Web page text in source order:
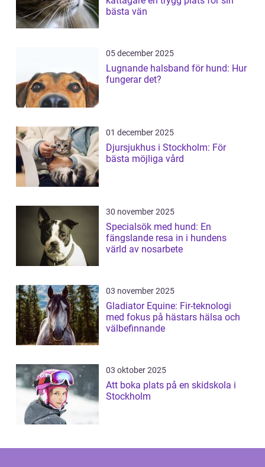
bästa vän
05 december 2025
Lugnande halsband för hund: Hur
fungerar det?
01 december 2025
Djursjukhus i Stockholm: För
bästa möjliga vård
30 november 2025
Specialsök med hund: En
fängslande resa in i hundens
värld av nosarbete
03 november 2025
Gladiator Equine: Fir-teknologi
med fokus på hästars hälsa och
välbefinnande
03 oktober 2025
Att boka plats på en skidskola i
Stockholm